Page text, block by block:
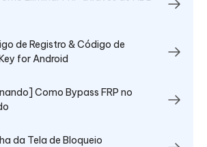
de Registro & Código de
for Android
Como Bypass FRP no
da Tela de Bloqueio